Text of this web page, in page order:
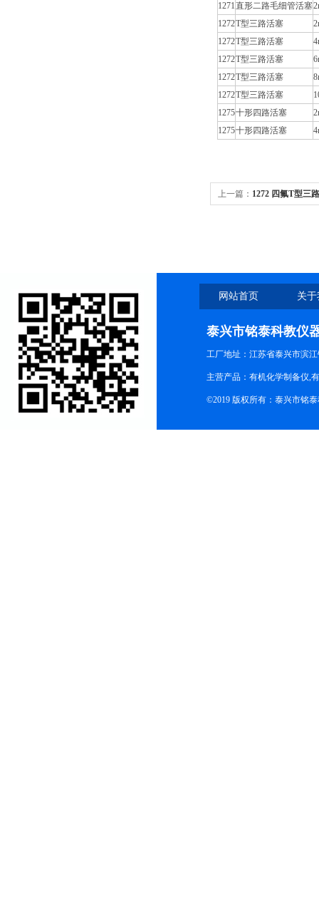
1271直形二路毛细管活塞
1272T型三路活塞
1272T型三路活塞
1272T型三路活塞
1272T型三路活塞
1272T型三路活塞
1275十形四路活塞
1275十形四路活塞
上一篇： 1272 四氟T型三
网站首页 关
泰兴市铭泰科教仪
工厂地址：江苏省泰兴市滨
主营产品：有机化学制备仪,
©2019 版权所有：泰兴市铭